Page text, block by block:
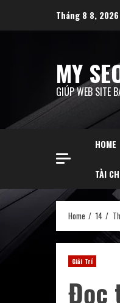
Tháng 8 8, 2026
MY
GIÚP WEB SITE
HOME
TÀI
Home 14
Giải Trí
Đọc